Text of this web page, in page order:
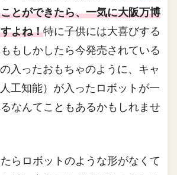
とができたら、一気に大阪万博
よね！特に子供には大喜びする
もしかしたら今発売されている
入ったおもちゃのように、キャ
工知能）が入ったロボットが一
なんてこともあるかもしれませ
らロボットのような形がなくて